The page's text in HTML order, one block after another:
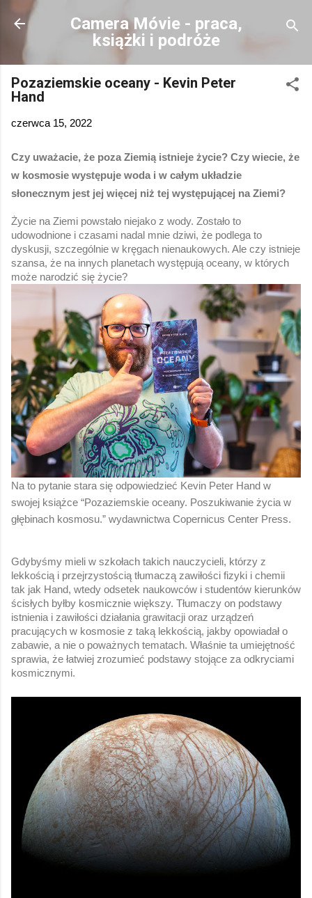
Przejdź do głównej zawartości
Camera Móvie - praca,
książki i podróże
Pozaziemskie oceany - Kevin Peter
Hand
czerwca 15, 2022
Czy uważacie, że poza Ziemią istnieje życie? Czy wiecie, że
w kosmosie występuje woda i w całym układzie
słonecznym jest jej więcej niż tej występującej na Ziemi?
Życie na Ziemi powstało niejako z wody. Zostało to
udowodnione i czasami nadal mnie dziwi, że podlega to
dyskusji, szczególnie w kręgach nienaukowych. Ale czy istnieje
szansa, że na innych planetach występują oceany, w których
może narodzić się życie?
Na to pytanie stara się odpowiedzieć Kevin Peter Hand w
swojej książce “Pozaziemskie oceany. Poszukiwanie życia w
głębinach kosmosu.” wydawnictwa Copernicus Center Press.
Gdybyśmy mieli w szkołach takich nauczycieli, którzy z
lekkością i przejrzystością tłumaczą zawiłości fizyki i chemii
tak jak Hand, wtedy odsetek naukowców i studentów kierunków
ścisłych byłby kosmicznie większy. Tłumaczy on podstawy
istnienia i zawiłości działania grawitacji oraz urządzeń
pracujących w kosmosie z taką lekkością, jakby opowiadał o
zabawie, a nie o poważnych tematach. Właśnie ta umiejętność
sprawia, że łatwiej zrozumieć podstawy stojące za odkryciami
kosmicznymi.